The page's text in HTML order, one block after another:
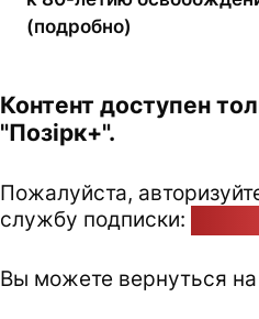
(подробно)
Контент доступен
"Позірк+".
Пожалуйста,
службу подписки:
Вы можете вернуться на